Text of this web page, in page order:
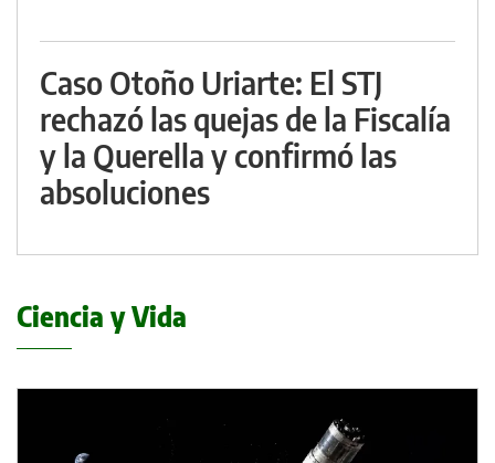
Caso Otoño Uriarte: El STJ
rechazó las quejas de la Fiscalía
y la Querella y confirmó las
absoluciones
Ciencia y Vida